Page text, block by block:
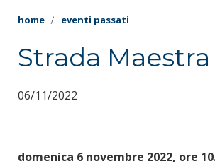
home eventi passati
Strada Maestra
06/11/2022
domenica 6 novembre 2022, ore